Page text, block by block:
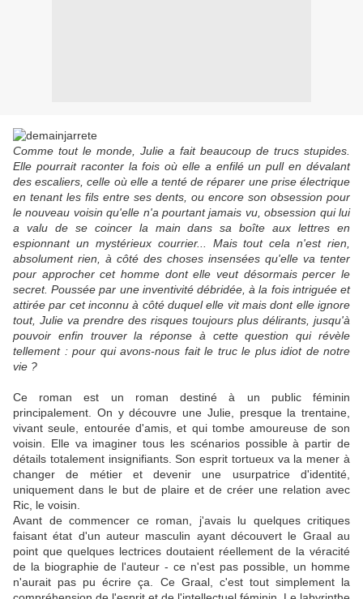
Comme tout le monde, Julie a fait beaucoup de trucs stupides.
Elle pourrait raconter la fois où elle a enfilé un pull en dévalant
des escaliers, celle où elle a tenté de réparer une prise électrique
en tenant les fils entre ses dents, ou encore son obsession pour
le nouveau voisin qu'elle n'a pourtant jamais vu, obsession qui lui
a valu de se coincer la main dans sa boîte aux lettres en
espionnant un mystérieux courrier... Mais tout cela n'est rien,
absolument rien, à côté des choses insensées qu'elle va tenter
pour approcher cet homme dont elle veut désormais percer le
secret. Poussée par une inventivité débridée, à la fois intriguée et
attirée par cet inconnu à côté duquel elle vit mais dont elle ignore
tout, Julie va prendre des risques toujours plus délirants, jusqu'à
pouvoir enfin trouver la réponse à cette question qui révèle
tellement : pour qui avons-nous fait le truc le plus idiot de notre
vie ?
Ce roman est un roman destiné à un public féminin
principalement. On y découvre une Julie, presque la trentaine,
vivant seule, entourée d'amis, et qui tombe amoureuse de son
voisin. Elle va imaginer tous les scénarios possible à partir de
détails totalement insignifiants. Son esprit tortueux va la mener à
changer de métier et devenir une usurpatrice d'identité,
uniquement dans le but de plaire et de créer une relation avec
Ric, le voisin.
Avant de commencer ce roman, j'avais lu quelques critiques
faisant état d'un auteur masculin ayant découvert le Graal au
point que quelques lectrices doutaient réellement de la véracité
de la biographie de l'auteur - ce n'est pas possible, un homme
n'aurait pas pu écrire ça. Ce Graal, c'est tout simplement la